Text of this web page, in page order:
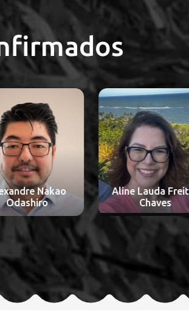
Nakao
Odashiro
Aline Lauda
Chaves